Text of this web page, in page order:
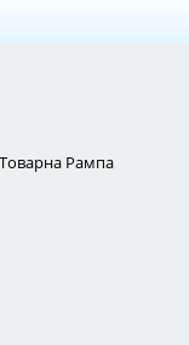
Рампа